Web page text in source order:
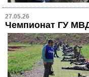
27.05.26
Чемпионат ГУ